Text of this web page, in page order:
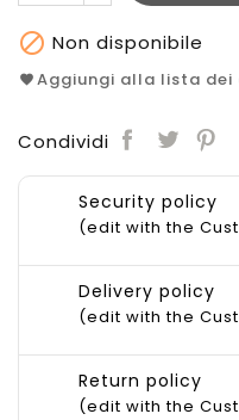
 Non disponibile
Aggiungi alla lista dei
Condividi
Security policy
(edit with the
Delivery policy
(edit with the
Return policy
(edit with the